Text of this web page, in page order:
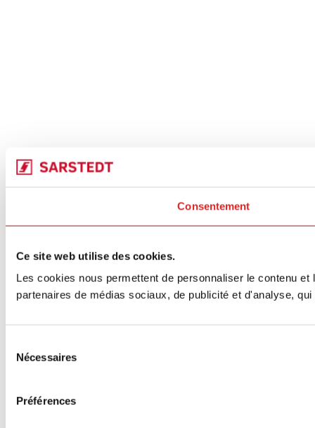
Consentement
Ce site web utilise des cookies.
Les cookies nous permettent de personnaliser le contenu
partenaires de médias sociaux, de publicité et d'analyse,
Nécessaires
Préférences